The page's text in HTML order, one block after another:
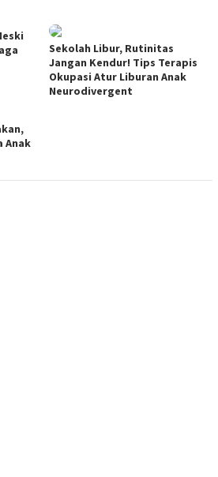
Sekolah Libur, Rutinitas
Jangan Kendur! Tips Terapis
Okupasi Atur Liburan Anak
Neurodivergent
Anak